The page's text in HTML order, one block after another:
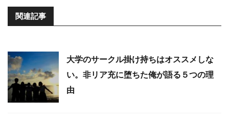
関連記事
大学のサークル掛け持ちはオススメしな
い。非リア充に堕ちた俺が語る５つの理
由